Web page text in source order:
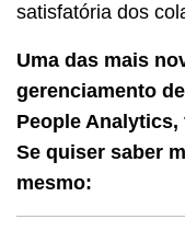
satisfatória dos
Uma das mais
gerenciamento
People
Se quiser saber
mesmo: